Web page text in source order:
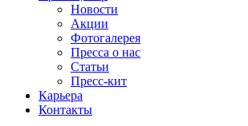
Новости
Акции
Фотогалерея
Пресса о нас
Статьи
Пресс-кит
Карьера
Контакты